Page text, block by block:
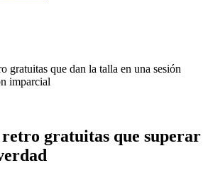
gratuitas que dan la talla en una sesión
imparcial
gratuitas que superar